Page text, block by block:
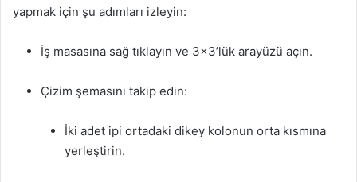
yapmak için şu adımları izleyin:
İş masasına sağ tıklayın ve 3×3’lük arayüzü açın.
Çizim şemasını takip edin:
İki adet ipi ortadaki dikey kolonun orta kısmına
yerleştirin.